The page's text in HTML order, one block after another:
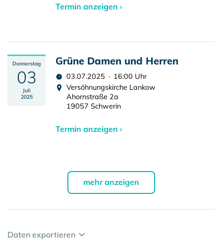
Termin anzeigen ›
Donnerstag
03
Juli
2025
Grüne Damen und Herren
03.07.2025 · 16:00 Uhr
Versöhnungskirche Lankow
Ahornstraße 2a
19057 Schwerin
Termin anzeigen ›
mehr anzeigen
Daten exportieren